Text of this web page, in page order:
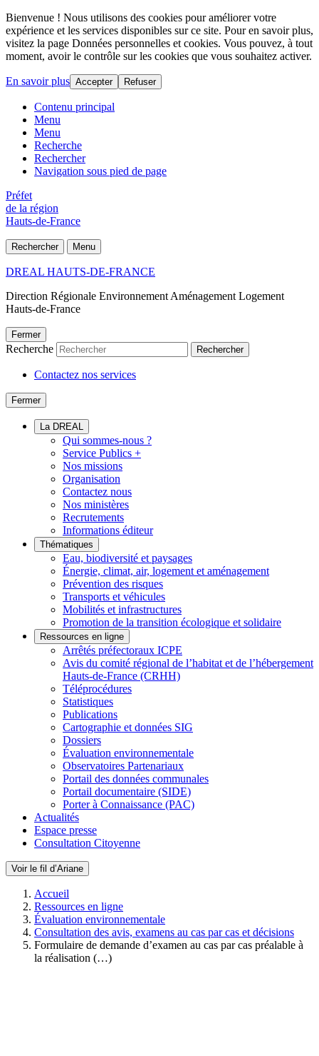
Bienvenue ! Nous utilisons des cookies pour améliorer votre
expérience et les services disponibles sur ce site. Pour en savoir plus,
visitez la page Données personnelles et cookies. Vous pouvez, à tout
moment, avoir le contrôle sur les cookies que vous souhaitez activer.
En savoir plus Accepter Refuser
Contenu principal
Menu
Menu
Recherche
Rechercher
Navigation sous pied de page
Préfet
de la région
Hauts-de-France
Rechercher Menu
DREAL HAUTS-DE-FRANCE
Direction Régionale Environnement Aménagement Logement
Hauts-de-France
Fermer
Recherche Rechercher
Contactez nos services
Fermer
La DREAL
Qui sommes-nous ?
Service Publics +
Nos missions
Organisation
Contactez nous
Nos ministères
Recrutements
Informations éditeur
Thématiques
Eau, biodiversité et paysages
Énergie, climat, air, logement et aménagement
Prévention des risques
Transports et véhicules
Mobilités et infrastructures
Promotion de la transition écologique et solidaire
Ressources en ligne
Arrêtés préfectoraux ICPE
Avis du comité régional de l’habitat et de l’hébergement
Hauts-de-France (CRHH)
Téléprocédures
Statistiques
Publications
Cartographie et données SIG
Dossiers
Évaluation environnementale
Observatoires Partenariaux
Portail des données communales
Portail documentaire (SIDE)
Porter à Connaissance (PAC)
Actualités
Espace presse
Consultation Citoyenne
Voir le fil d’Ariane
Accueil
Ressources en ligne
Évaluation environnementale
Consultation des avis, examens au cas par cas et décisions
Formulaire de demande d’examen au cas par cas préalable à
la réalisation (…)